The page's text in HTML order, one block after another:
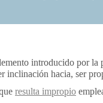
introducido por la
inclinación hacia, ser
resulta impropio